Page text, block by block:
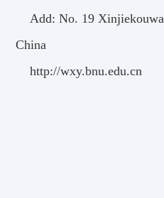
Add: No. 19
China
http://wxy.bnu.edu.cn